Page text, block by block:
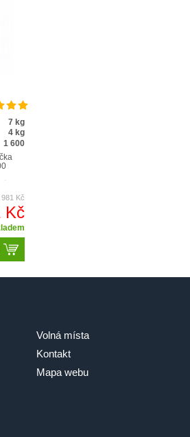
7 kg
4 kg
1 600
981 Kč
Kč
Volná místa
Kontakt
Mapa webu